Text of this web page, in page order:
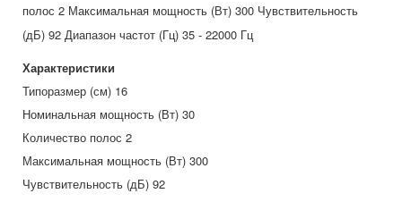
полос 2 Максимальная мощность (Вт) 300 Чувствительность
(дБ) 92 Диапазон частот (Гц) 35 - 22000 Гц
Характеристики
Типоразмер (см) 16
Номинальная мощность (Вт) 30
Количество полос 2
Максимальная мощность (Вт) 300
Чувствительность (дБ) 92